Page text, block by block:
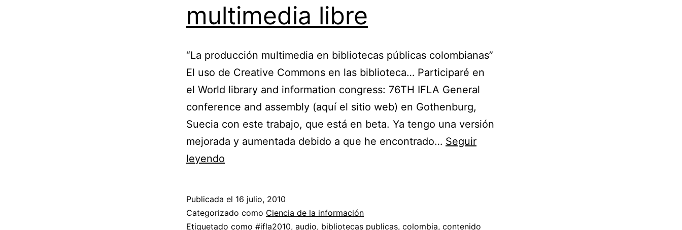
multimedia libre
“La producción multimedia en bibliotecas públicas colombianas”
El uso de Creative Commons en las biblioteca… Participaré en
el World library and information congress: 76TH IFLA General
conference and assembly (aquí el sitio web) en Gothenburg,
Suecia con este trabajo, que está en beta. Ya tengo una versión
mejorada y aumentada debido a que he encontrado… Seguir
leyendo
en
bibliotecas
Publicada el 16 julio, 2010
Categorizado como Ciencia de la información
Etiquetado como #ifla2010, audio, bibliotecas publicas, colombia, contenido